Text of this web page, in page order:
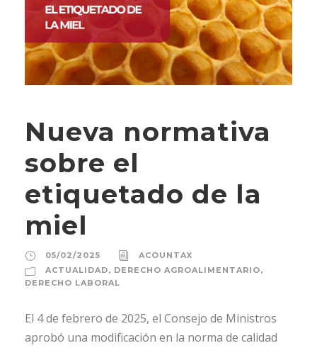
Nueva normativa
sobre el
etiquetado de la
miel
05/02/2025
ACOUNTAX
ACTUALIDAD, DERECHO AGROALIMENTARIO,
DERECHO LABORAL
El 4 de febrero de 2025, el Consejo de Ministros
aprobó una modificación en la norma de calidad